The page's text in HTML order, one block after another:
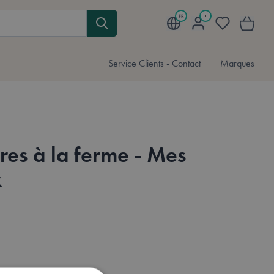
FR
Mon compteListe d'envies
Mon
Service Clients - Contact Marques
à la ferme - Mes